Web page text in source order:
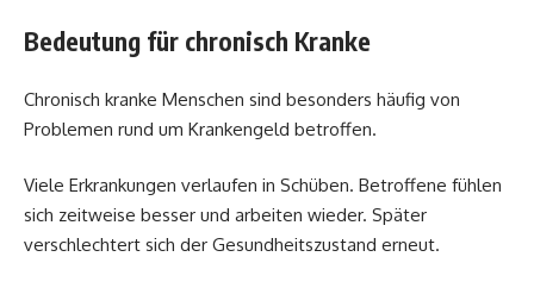
Bedeutung für chronisch Kranke
Chronisch kranke Menschen sind besonders häufig von
Problemen rund um Krankengeld betroffen.
Viele Erkrankungen verlaufen in Schüben. Betroffene fühlen
sich zeitweise besser und arbeiten wieder. Später
verschlechtert sich der Gesundheitszustand erneut.